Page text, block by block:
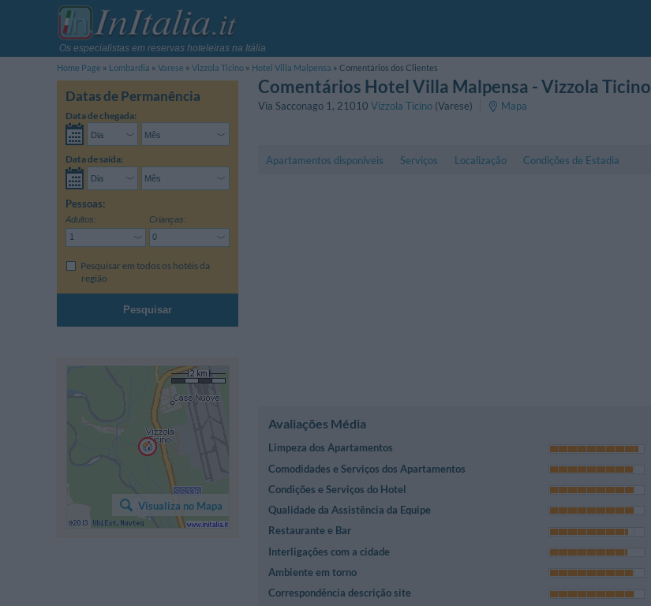
Os especialistas em reservas hoteleiras na Itália
Home Page
Lombardia Varese Vizzola Ticino Hotel Villa Malpensa Comentários dos Clientes
Datas de Permanência
Data de chegada:
Data de saída:
Pessoas:
Adultos: Crianças:
Pesquisar em todos os hotéis da
região
Pesquisar
Comentários Hotel Villa Malpensa - Vizzola Ticino
Via Sacconago 1, 21010 Vizzola Ticino (Varese) Mapa
Apartamentos disponíveis Serviços Localização Condições de Estadia
Avaliações Média
Limpeza dos Apartamentos
Comodidades e Serviços dos Apartamentos
Condições e Serviços do Hotel
Qualidade da Assistência da Equipe
Restaurante e Bar
Interligações com a cidade
Ambiente em torno
Correspondência descrição site
Visualiza no Mapa